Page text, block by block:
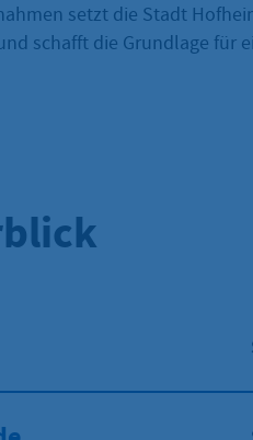
setzt die Stadt
schafft die Grundlage für